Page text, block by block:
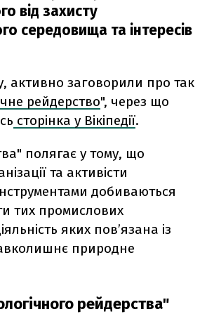
від захисту
середовища та інтересів
активно заговорили про так
рейдерство", через що
сторінка у Вікіпедії.
полягає у тому, що
та активісти
добиваються
тих промислових
яких пов’язана із
природне
рейдерства"